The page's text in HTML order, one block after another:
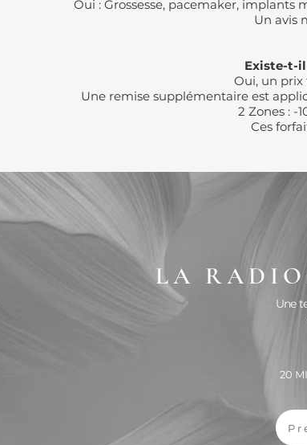
Oui : Grossesse, pacemaker, implants
Un avis
Existe-t-
Oui, un prix
Une remise supplémentaire est
2 Zones : -
Ces
LA
Une
20